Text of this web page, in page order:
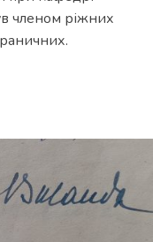
членом ріжних